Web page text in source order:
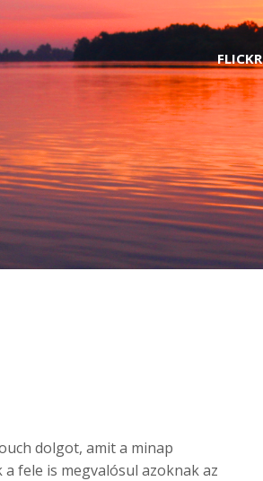
FLICKR
dolgot, amit a minap
fele is megvalósul azoknak az